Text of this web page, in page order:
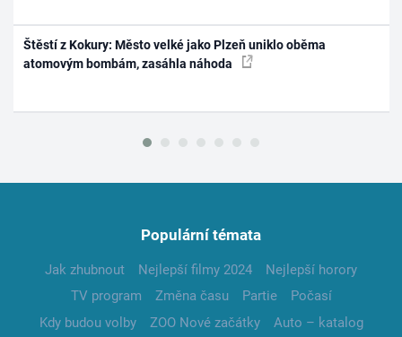
Štěstí z Kokury: Město velké jako Plzeň uniklo oběma
atomovým bombám, zasáhla náhoda
Populární témata
Jak zhubnout Nejlepší filmy 2024
Nejlepší horory
TV program
Změna času Partie
Počasí
Kdy budou volby
ZOO Nové začátky
Auto – katalog